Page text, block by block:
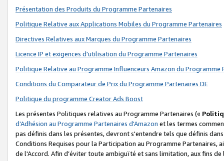
Présentation des Produits du Programme Partenaires
Politique Relative aux Applications Mobiles du Programme Partenaires
Directives Relatives aux Marques du Programme Partenaires
Licence IP et exigences d'utilisation du Programme Partenaires
Politique Relative au Programme Influenceurs Amazon du Programme
Conditions du Comparateur de Prix du Programme Partenaires DE
Politique du programme Creator Ads Boost
Les présentes Politiques relatives au Programme Partenaires («
d’Adhésion au Programme Partenaires d'Amazon et les termes
pas définis dans les présentes, devront s'entendre tels que définis
Conditions Requises pour la Participation au Programme Partenaires,
de l'Accord. Afin d’éviter toute ambiguïté et sans limitation, aux fins